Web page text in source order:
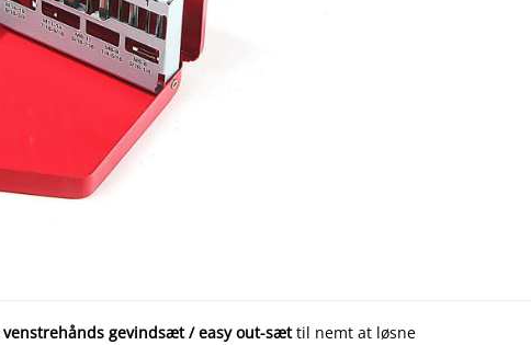
venstrehånds gevindsæt / easy out-sættil nemt at løsne